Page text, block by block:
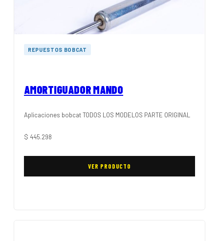
REPUESTOS BOBCAT
AMORTIGUADOR MANDO
Aplicaciones bobcat TODOS LOS MODELOS PARTE ORIGINAL
$ 445.298
VER PRODUCTO